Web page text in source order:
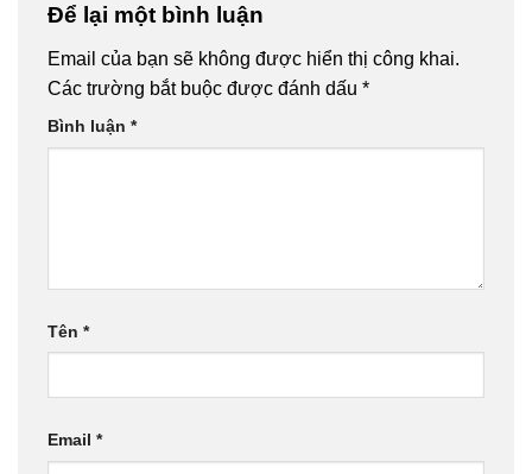
Để lại một bình luận
Email của bạn sẽ không được hiển thị công khai.
Các trường bắt buộc được đánh dấu *
Bình luận *
Tên *
Email *